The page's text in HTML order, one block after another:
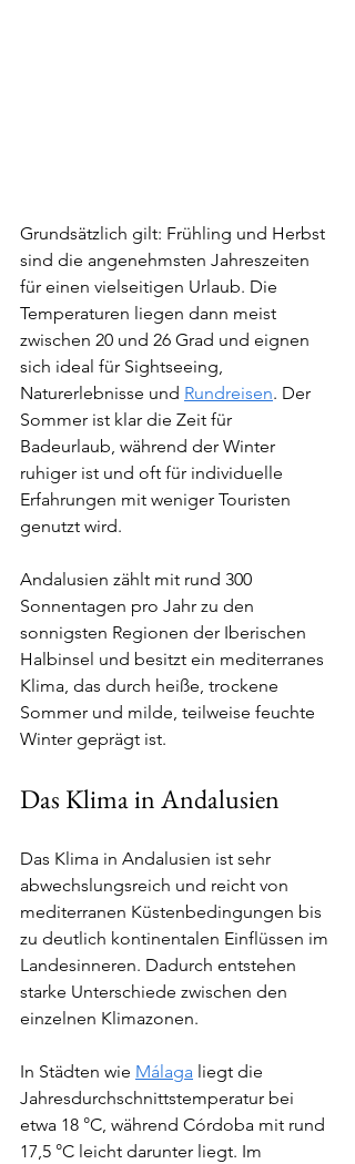
Grundsätzlich gilt: Frühling und Herbst
sind die angenehmsten Jahreszeiten
für einen vielseitigen Urlaub. Die
Temperaturen liegen dann meist
zwischen 20 und 26 Grad und eignen
sich ideal für Sightseeing,
Naturerlebnisse und Rundreisen. Der
Sommer ist klar die Zeit für
Badeurlaub, während der Winter
ruhiger ist und oft für individuelle
Erfahrungen mit weniger Touristen
genutzt wird.
Andalusien zählt mit rund 300
Sonnentagen pro Jahr zu den
sonnigsten Regionen der Iberischen
Halbinsel und besitzt ein mediterranes
Klima, das durch heiße, trockene
Sommer und milde, teilweise feuchte
Winter geprägt ist.
Das Klima in Andalusien
Das Klima in Andalusien ist sehr
abwechslungsreich und reicht von
mediterranen Küstenbedingungen bis
zu deutlich kontinentalen Einflüssen im
Landesinneren. Dadurch entstehen
starke Unterschiede zwischen den
einzelnen Klimazonen.
In Städten wie Málaga liegt die
Jahresdurchschnittstemperatur bei
etwa 18 °C, während Córdoba mit rund
17,5 °C leicht darunter liegt. Im